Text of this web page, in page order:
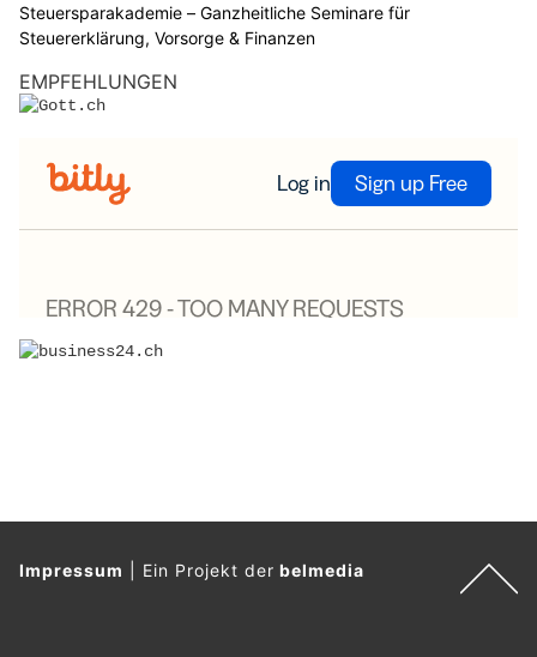
Steuersparakademie – Ganzheitliche Seminare für
Steuererklärung, Vorsorge & Finanzen
EMPFEHLUNGEN
Impressum Ein Projekt derbelmedia